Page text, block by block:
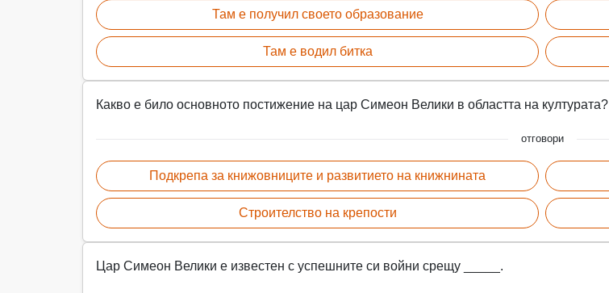
Там е получил своето образование
Там е водил битка
Какво е било основното постижение на цар Симеон Велики в областта на културата?
отговори
Подкрепа за книжовниците и развитието на книжнината
Строителство на крепости
Цар Симеон Велики е известен с успешните си войни срещу _____.